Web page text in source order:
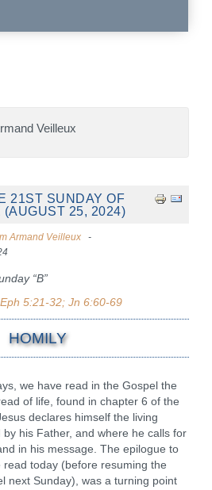
Veilleux
21ST SUNDAY OF
25, 2024)
Armand Veilleux
“B”
5:21-32; Jn 6:60-69
HOMILY
we have read in the Gospel the
of life, found in chapter 6 of the
declares himself the living
his Father, and where he calls for
in his message. The epilogue to
today (before resuming the
next Sunday), was a turning point